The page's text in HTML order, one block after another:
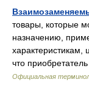
товары, которые
назначению,
характеристикам,
что
Официальная